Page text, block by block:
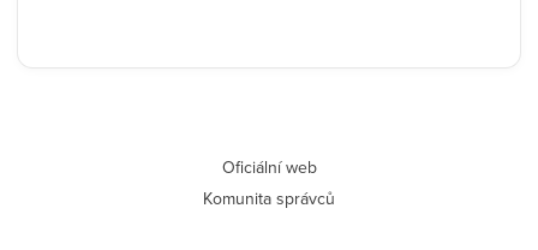
Oficiální web
Komunita správců